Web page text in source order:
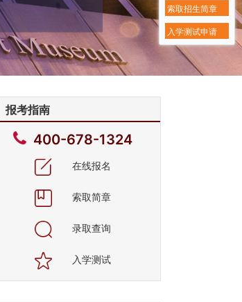
报考指南
400-678-1324
在线报名
索取简章
录取查询
入学测试
索取招生简章
入学测试申请